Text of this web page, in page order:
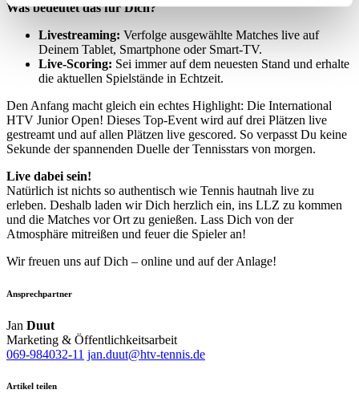
Erfahren Sie mehr darüber, wie Ihre persönlichen Daten
verarbeitet werden, und legen Sie Ihre Präferenzen im
Abschnitt Einzelheitenfest.
Wir verwenden Cookies, um Inhalte und Anzeigen zu
personalisieren, Funktionen für soziale Medien anbieten
zu können und die Zugriffe auf unsere Website zu
analysieren. Außerdem geben wir Informationen zu Ihrer
Verwendung unserer Website an unsere Partner für
soziale Medien, Werbung und Analysen weiter. Unsere
Partner führen diese Informationen möglicherweise mit
haben oder die sie im Rahmen Ihrer Nutzung der Dienste
gesammelt haben. Die
angepasst werden.
Was bedeutet das für Dich?
Livestreaming: Verfolge ausgewählte Matches live auf
Deinem Tablet, Smartphone oder Smart-TV.
Live-Scoring: Sei immer auf dem neuesten Stand und erhalte
die aktuellen Spielstände in Echtzeit.
Den Anfang macht gleich ein echtes Highlight: Die International
HTV Junior Open! Dieses Top-Event wird auf drei Plätzen live
gestreamt und auf allen Plätzen live gescored. So verpasst Du keine
Sekunde der spannenden Duelle der Tennisstars von morgen.
Live dabei sein!
Natürlich ist nichts so authentisch wie Tennis hautnah live zu
erleben. Deshalb laden wir Dich herzlich ein, ins LLZ zu kommen
und die Matches vor Ort zu genießen. Lass Dich von der
Atmosphäre mitreißen und feuer die Spieler an!
Wir freuen uns auf Dich – online und auf der Anlage!
Ansprechpartner
Jan Duut
Marketing & Öffentlichkeitsarbeit
069-984032-11 jan.duut@htv-tennis.de
Artikel teilen